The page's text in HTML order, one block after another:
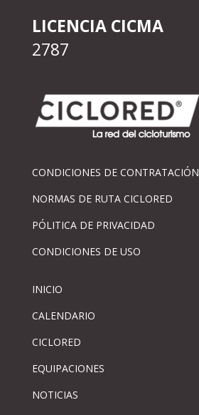
LICENCIA CICMA
2787
CONDICIONES DE CONTRATACIÓN
NORMAS DE RUTA CICLORED
PÓLITICA DE PRIVACIDAD
CONDICIONES DE USO
INICIO
CALENDARIO
CICLORED
EQUIPACIONES
NOTICIAS